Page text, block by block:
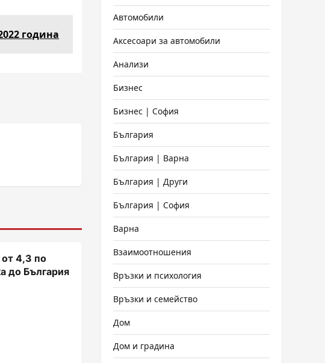
година
4,3 по
до България
Автомобили
Аксесоари за автомобили
Анализи
Бизнес
Бизнес | София
България
България | Варна
България | Други
България | София
Варна
Взаимоотношения
Връзки и психология
Връзки и семейство
Дом
Дом и градина